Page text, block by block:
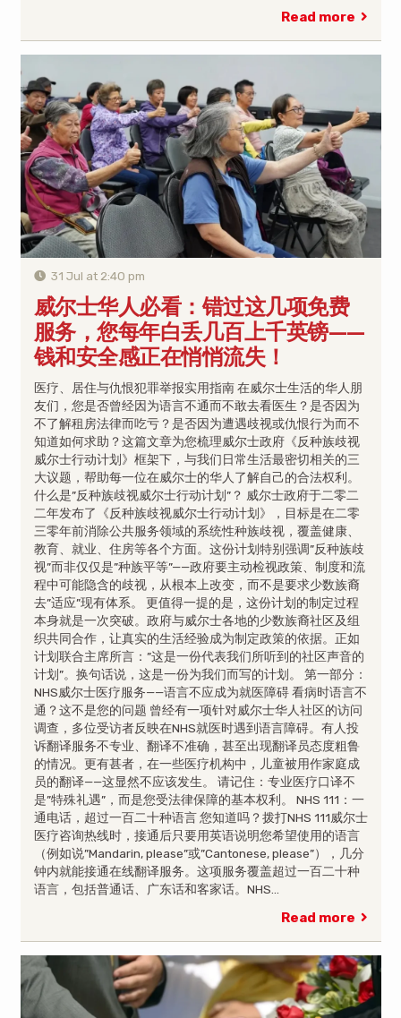
Read more
31 Jul at 2:40 pm
威尔士华人必看：错过这几项免费
服务，您每年白丢几百上千英镑——
钱和安全感正在悄悄流失！
医疗、居住与仇恨犯罪举报实用指南 在威尔士生活的华人朋
友们，您是否曾经因为语言不通而不敢去看医生？是否因为
不了解租房法律而吃亏？是否因为遭遇歧视或仇恨行为而不
知道如何求助？这篇文章为您梳理威尔士政府《反种族歧视
威尔士行动计划》框架下，与我们日常生活最密切相关的三
大议题，帮助每一位在威尔士的华人了解自己的合法权利。
什么是”反种族歧视威尔士行动计划”？ 威尔士政府于二零二
二年发布了《反种族歧视威尔士行动计划》，目标是在二零
三零年前消除公共服务领域的系统性种族歧视，覆盖健康、
教育、就业、住房等各个方面。这份计划特别强调”反种族歧
视”而非仅仅是”种族平等”——政府要主动检视政策、制度和流
程中可能隐含的歧视，从根本上改变，而不是要求少数族裔
去”适应”现有体系。 更值得一提的是，这份计划的制定过程
本身就是一次突破。政府与威尔士各地的少数族裔社区及组
织共同合作，让真实的生活经验成为制定政策的依据。正如
计划联合主席所言：”这是一份代表我们所听到的社区声音的
计划”。换句话说，这是一份为我们而写的计划。 第一部分：
NHS威尔士医疗服务——语言不应成为就医障碍 看病时语言不
通？这不是您的问题 曾经有一项针对威尔士华人社区的访问
调查，多位受访者反映在NHS就医时遇到语言障碍。有人投
诉翻译服务不专业、翻译不准确，甚至出现翻译员态度粗鲁
的情况。更有甚者，在一些医疗机构中，儿童被用作家庭成
员的翻译——这显然不应该发生。 请记住：专业医疗口译不
是”特殊礼遇”，而是您受法律保障的基本权利。 NHS 111：一
通电话，超过一百二十种语言 您知道吗？拨打NHS 111威尔士
医疗咨询热线时，接通后只要用英语说明您希望使用的语言
（例如说”Mandarin, please”或”Cantonese, please”），几分
钟内就能接通在线翻译服务。这项服务覆盖超过一百二十种
语言，包括普通话、广东话和客家话。NHS…
Read more